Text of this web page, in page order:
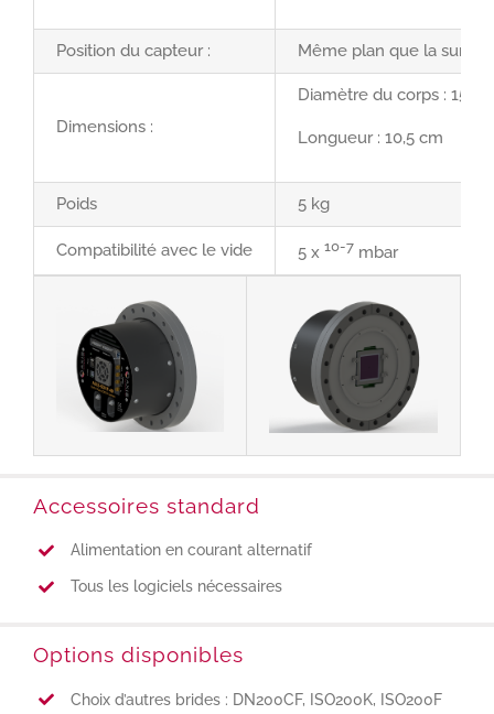
Position du capteur : Même plan que la
Dimensions :
Diamètre du corps : 15,1
Longueur : 10,5 cm
Poids 5 kg
Compatibilité avec le vide 5 x 10-7 mbar
Accessoires standard
Alimentation en courant alternatif
Tous les logiciels nécessaires
Options disponibles
Choix d’autres brides : DN200CF, ISO200K, ISO200F